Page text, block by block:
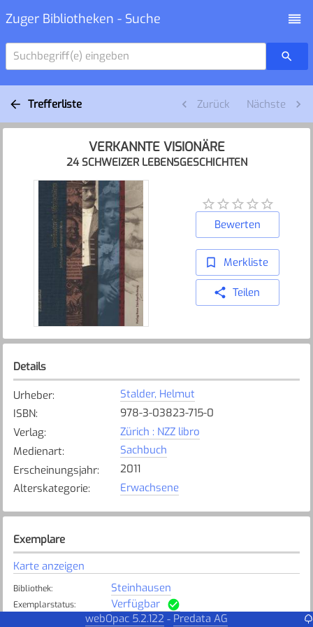
Zuger Bibliotheken - Suche
Suchbegriff(e) eingeben
Trefferliste Zurück Nächste
VERKANNTE VISIONÄRE
24 SCHWEIZER LEBENSGESCHICHTEN
Bewerten
Merkliste
Teilen
Details
Urheber:
Stalder, Helmut
ISBN:
978-3-03823-715-0
Verlag:
Zürich : NZZ libro
Medienart:
Sachbuch
Erscheinungsjahr:
2011
Alterskategorie: Erwachsene
Exemplare
Karte anzeigen
Bibliothek: Steinhausen
Exemplarstatus:
Verfügbar
webOpac 5.2.122 - Predata AG